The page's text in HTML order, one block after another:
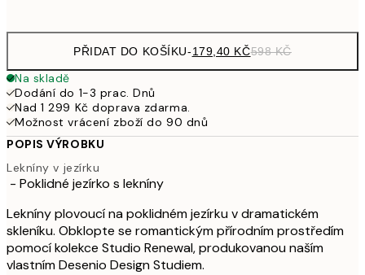
PŘIDAT DO KOŠÍKU-179,40 KČ598 KČ
Na skladě
Dodání do 1-3 prac. Dnů
Nad 1 299 Kč doprava zdarma.
Možnost vrácení zboží do 90 dnů
POPIS VÝROBKU
Lekníny v jezírku
- Poklidné jezírko s lekníny
Lekníny plovoucí na poklidném jezírku v dramatickém
skleníku. Obklopte se romantickým přírodním prostředím
pomocí kolekce Studio Renewal, produkovanou naším
vlastním Desenio Design Studiem.